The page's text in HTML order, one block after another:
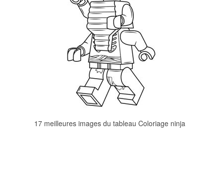
17 meilleures images du tableau Coloriage ninja